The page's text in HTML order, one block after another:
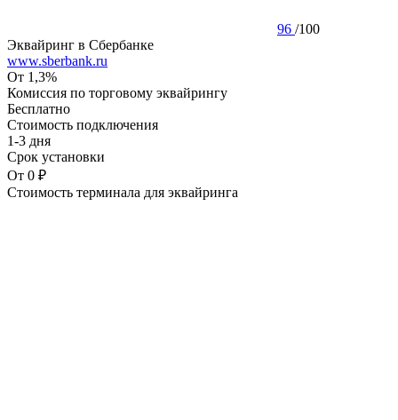
96 /100
Эквайринг в Сбербанке
www.sberbank.ru
От 1,3%
Комиссия по торговому эквайрингу
Бесплатно
Стоимость подключения
1-3 дня
Срок установки
От 0 ₽
Стоимость терминала для эквайринга